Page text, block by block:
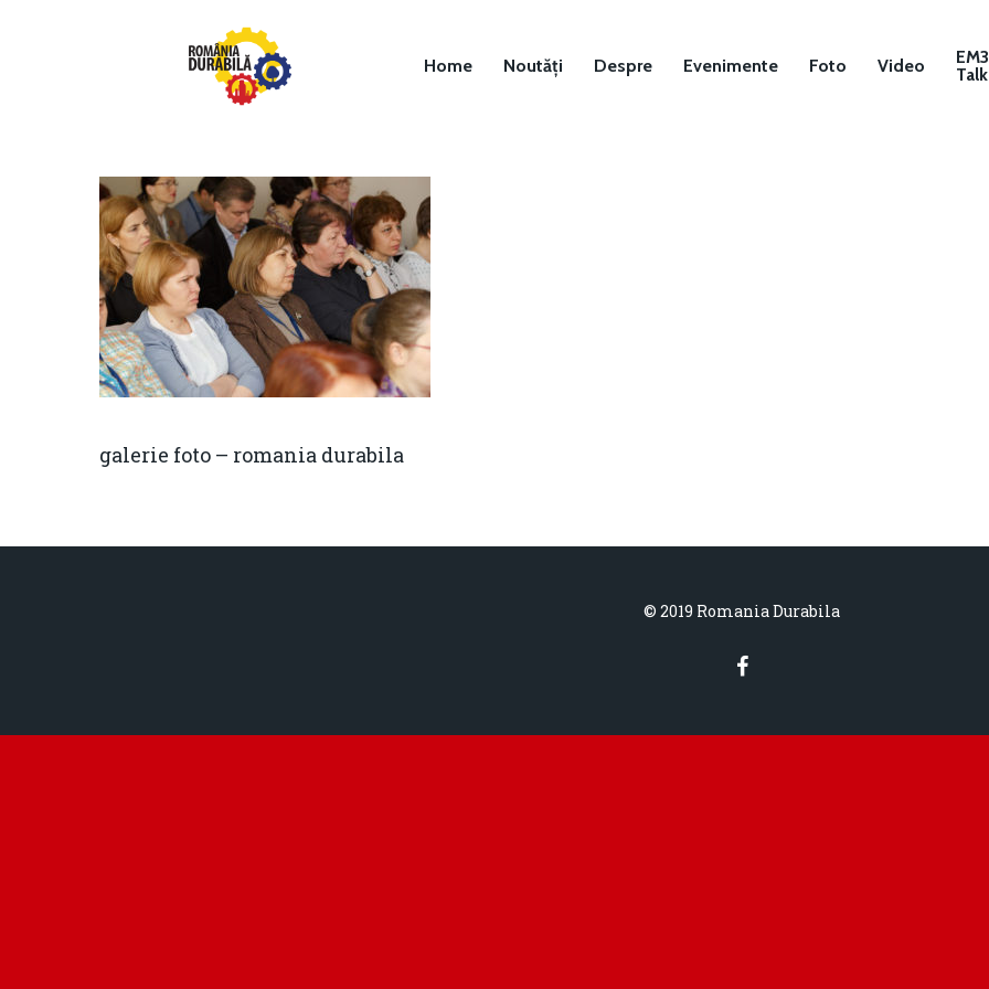
Hit enter to search or ESC to close
Home Noutăți Despre Evenimente Foto Video
Talk
galerie foto – romania durabila
© 2019 Romania Durabila